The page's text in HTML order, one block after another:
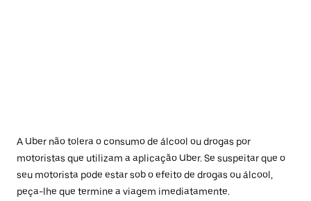
A Uber não tolera o consumo de álcool ou drogas por
motoristas que utilizam a aplicação Uber. Se suspeitar que o
seu motorista pode estar sob o efeito de drogas ou álcool,
peça-lhe que termine a viagem imediatamente.